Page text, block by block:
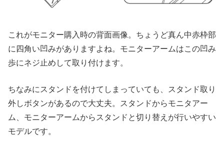
これがモニター購入時の背面画像。ちょうど真ん中赤枠部
に四角い凹みがありますよね。モニターアームはこの凹み
歩にネジ止めして取り付けます。
ちなみにスタンドを付けてしまっていても、スタンド取り
外しボタンがあるので大丈夫。スタンドからモニタアー
ム、モニターアームからスタンドと切り替えが行いやすい
モデルです。